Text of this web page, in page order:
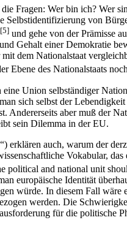
Fragen: Wer bin ich? Wer
Selbstidentifizierung von
[5] und gehe von der Prämisse
Gehalt einer Demokratie
dem Nationalstaat
Ebene des Nationalstaats
Union selbständiger
sich selbst der
aber muß der
sein Dilemma in der EU.
erklären auch, warum der
Vokabular,
political and national unit
europäische Identität
würde. In diesem Fall wäre
werden. Die
für die politische